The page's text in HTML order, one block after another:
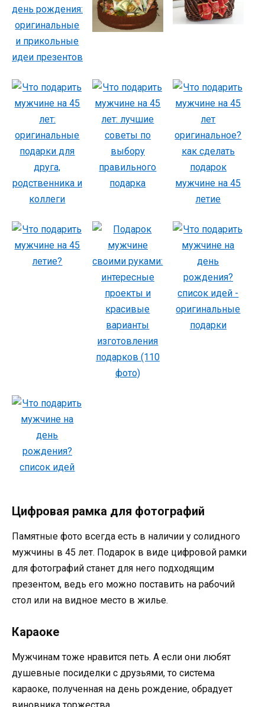
Цифровая рамка для фотографий
Памятные фото всегда есть в наличии у солидного
мужчины в 45 лет. Подарок в виде цифровой рамки
для фотографий станет для него подходящим
презентом, ведь его можно поставить на рабочий
стол или на видное место в жилье.
Караоке
Мужчинам тоже нравится петь. А если они любят
душевные посиделки с друзьями, то система
караоке, полученная на день рождение, обрадует